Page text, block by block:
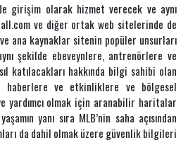
girişim olarak hizmet verecek ve aynı
ve diğer ortak web sitelerinde de
ana kaynaklar sitenin popüler unsurları
şekilde ebeveynlere, antrenörlere ve
katılacakları hakkında bilgi sahibi olan
ve etkinliklere ve bölgesel
yardımcı olmak için aranabilir haritalar
yanı sıra MLB’nin saha açısından
da dahil olmak üzere güvenlik bilgileri